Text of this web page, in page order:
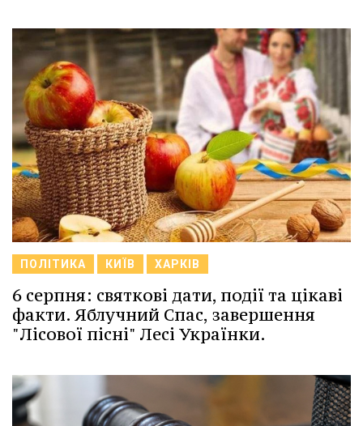
ПОЛІТИКА КИЇВ ХАРКІВ
6 серпня: святкові дати, події та цікаві
факти. Яблучний Спас, завершення
"Лісової пісні" Лесі Українки.